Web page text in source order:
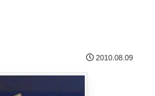
2010.08.09